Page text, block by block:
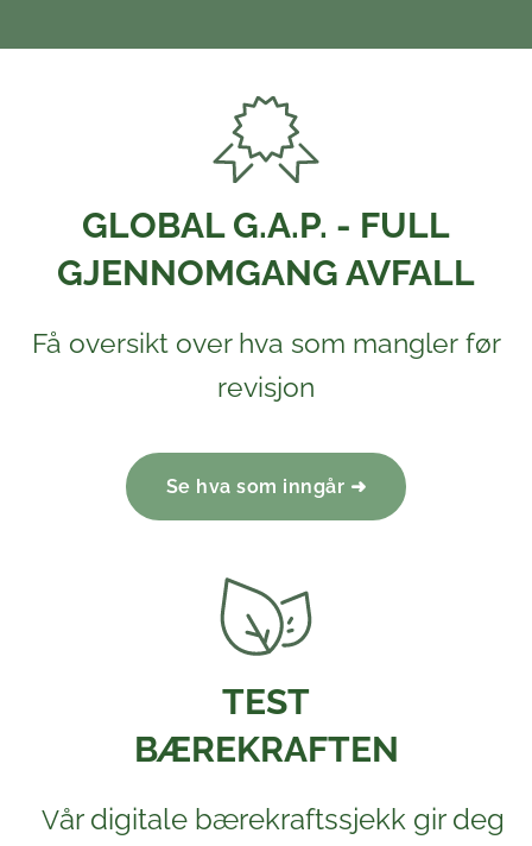
GLOBAL G.A.P. - FULL
GJENNOMGANG AVFALL
Få oversikt over hva som mangler før
revisjon
Se hva som inngår ➜
TEST
BÆREKRAFTEN
Vår digitale bærekraftssjekk gir deg